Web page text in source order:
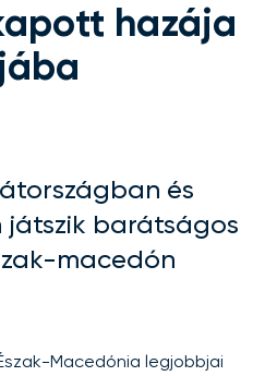
hazája
és
játszik barátságos
macedón
Macedónia legjobbjai